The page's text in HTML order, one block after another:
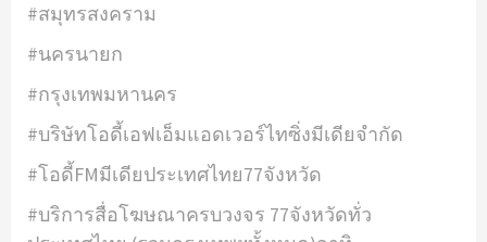
#สมุทรสงคราม
#นครนายก
#กรุงเทพมหานคร
#บริษัทโอดี้เอฟเอ็มแอดเวอร์ไทซิ่งมีเดียจำกัด
#โอดี้FMมีเดียประเทศไทย77จังหวัด
#บริการสื่อโฆษณาครบวงจร 77จังหวัดทั่ว